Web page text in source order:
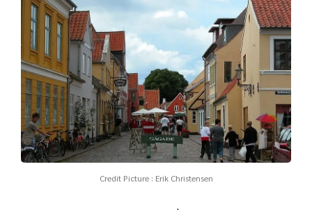
Credit Picture : Erik Christensen